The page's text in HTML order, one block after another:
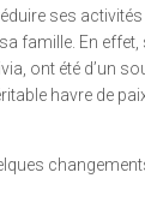
ses
famille. En
ont été d’un
havre de